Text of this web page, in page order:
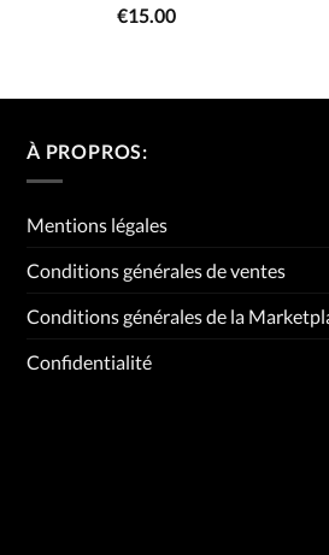
Note
€15.00
À PROPROS:
Mentions légales
Conditions générales de ventes
Conditions générales de la
Confidentialité